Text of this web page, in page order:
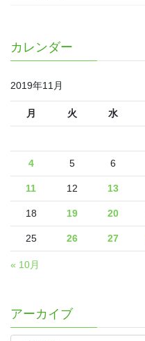
カレンダー
2019年11月
月 火 水
4 5 6
11 12 13
18 19 20
25 26 27
« 10月
アーカイブ
ア